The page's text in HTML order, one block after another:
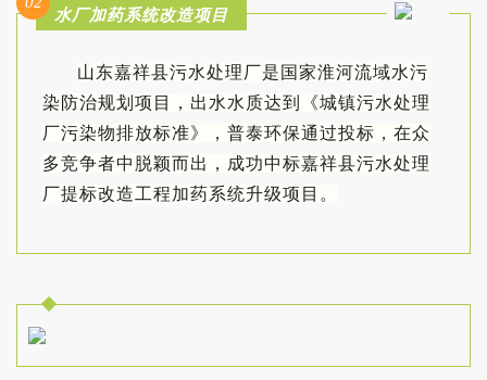
水厂加药系统改造项目
山东嘉祥县污水处理厂是国家淮河流域水污
染防治规划项目，出水水质达到《城镇污水处理
厂污染物排放标准》，普泰环保通过投标，在众
多竞争者中脱颖而出，成功中标嘉祥县污水处理
厂提标改造工程加药系统升级项目。